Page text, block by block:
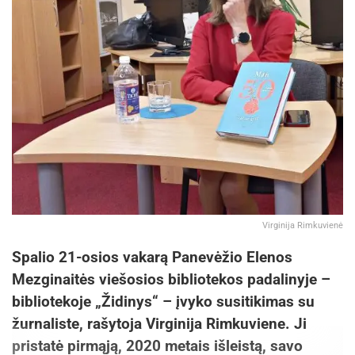
Virginija Rimkuvienė
Spalio 21-osios vakarą Panevėžio Elenos
Mezginaitės viešosios bibliotekos padalinyje –
bibliotekoje „Židinys“ – įvyko susitikimas su
žurnaliste, rašytoja Virginija Rimkuviene. Ji
pristatė pirmąją, 2020 metais išleistą, savo